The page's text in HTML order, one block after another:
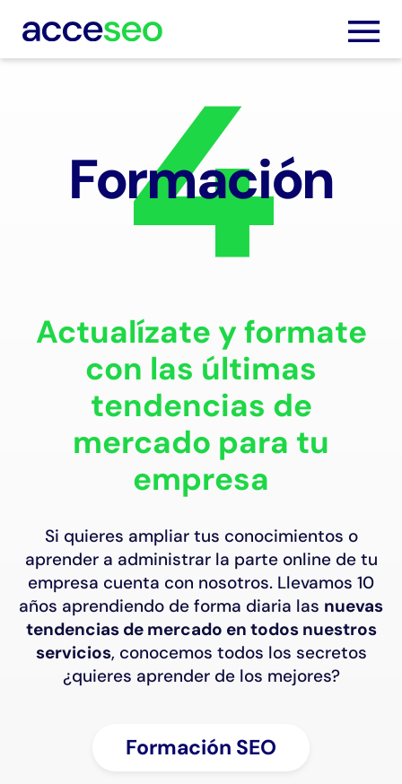
Formación
Actualízate y formate
con las últimas
tendencias de
mercado para tu
empresa
Si quieres ampliar tus conocimientos o
aprender a administrar la parte online de tu
empresa cuenta con nosotros. Llevamos 10
años aprendiendo de forma diaria las nuevas
tendencias de mercado en todos nuestros
servicios, conocemos todos los secretos
¿quieres aprender de los mejores?
Formación SEO